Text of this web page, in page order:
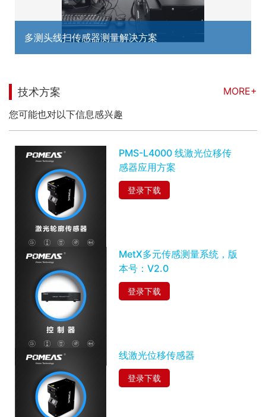
多测头线扫传感器测量解决方案
技术方案
MORE+
您可能也对以下信息感兴趣
PMS-L4000 线激光位移传
感器应用方案
登录下载
MetX多元传感测量系统，版
本号：V2.0
登录下载
线激光位移传感器
登录下载